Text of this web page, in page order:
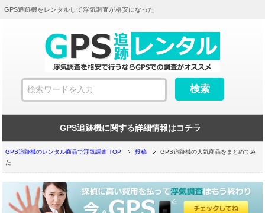
GPS追跡機をレンタルして浮気調査が格安になった
GPS追跡機に関する詳細情報はコチラ
GPS追跡機のレンタル商品で浮気調査 TOP 投稿
GPS追跡機の人気商品をまとめてみ
た